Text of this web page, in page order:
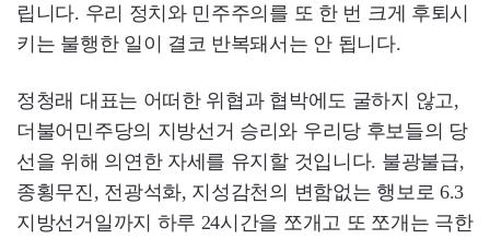
립니다. 우리 정치와 민주주의를 또 한 번 크게 후퇴시
키는 불행한 일이 결코 반복돼서는 안 됩니다.
정청래 대표는 어떠한 위협과 협박에도 굴하지 않고,
더불어민주당의 지방선거 승리와 우리당 후보들의 당
선을 위해 의연한 자세를 유지할 것입니다. 불광불급,
종횡무진, 전광석화, 지성감천의 변함없는 행보로 6.3
지방선거일까지 하루 24시간을 쪼개고 또 쪼개는 극한